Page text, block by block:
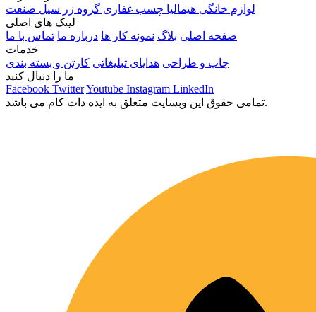
لوازم خانگی هیمالیا چسب غفاری گروه زر سیل صنعت
لینک های اصلی
صفحه اصلی بلاگ نمونه کار ها درباره ما تماس با ما
خدمات
چاپ و طراحی هدایای تبلیغاتی کارتن و بسته بندی
ما را دنبال کنید
Facebook TwitterYoutube Instagram LinkedIn
تمامی حقوق این وبسایت متعلق به ایده دات کام می باشد.